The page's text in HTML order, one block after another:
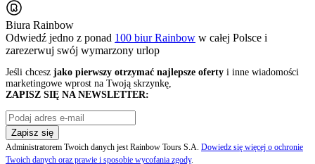
Biura Rainbow
Odwiedź jedno z ponad 100 biur Rainbow w całej Polsce i
zarezerwuj swój wymarzony urlop
Jeśli chcesz jako pierwszy otrzymać najlepsze oferty i inne wiadomości
marketingowe wprost na Twoją skrzynkę,
ZAPISZ SIĘ NA NEWSLETTER:
Zapisz się
Administratorem Twoich danych jest Rainbow Tours S.A. Dowiedz się więcej o ochronie
Twoich danych oraz prawie i sposobie wycofania zgody.